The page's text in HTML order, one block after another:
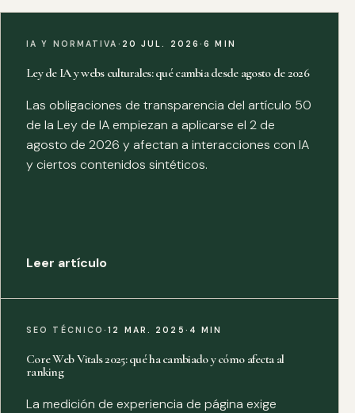
IA Y NORMATIVA · 20 JUL. 2026·6 MIN
Ley de IA y webs culturales: qué cambia desde agosto de 2026
Las obligaciones de transparencia del artículo 50
de la Ley de IA empiezan a aplicarse el 2 de
agosto de 2026 y afectan a interacciones con IA
y ciertos contenidos sintéticos.
Leer artículo
SEO TÉCNICO·12 MAR. 2025 · 4 MIN
Core Web Vitals 2025: qué ha cambiado y cómo afecta al
ranking
La medición de experiencia de página exige